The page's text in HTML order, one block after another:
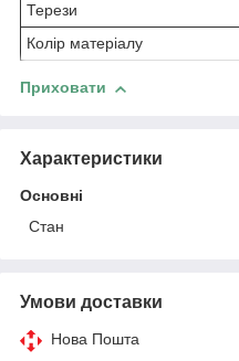
Терези
Колір матеріалу
Приховати
Характеристики
Основні
Стан
Умови доставки
Нова Пошта